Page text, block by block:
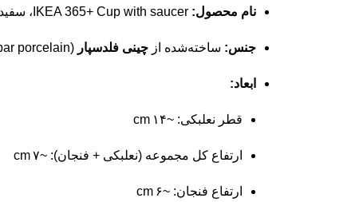
نام محصول:
جنس: ساخته‌شده از چینی فلدسپار (feldspar porcelain) که سبک، مقاوم در برابر ضربه و مناسب برای استفاده روزانه طراحی شده
ابعاد:
قطر نعلبکی: ~۱۴ cm
ارتفاع کل مجموعه (نعلبکی + فنجان): ~۷ cm
ارتفاع فنجان: ~۶ cm